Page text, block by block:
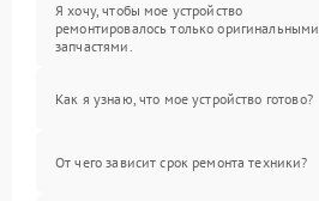
Я хочу, чтобы мое устройство
ремонтировалось только оригинальными
запчастями.
Как я узнаю, что мое устройство готово?
От чего зависит срок ремонта техники?